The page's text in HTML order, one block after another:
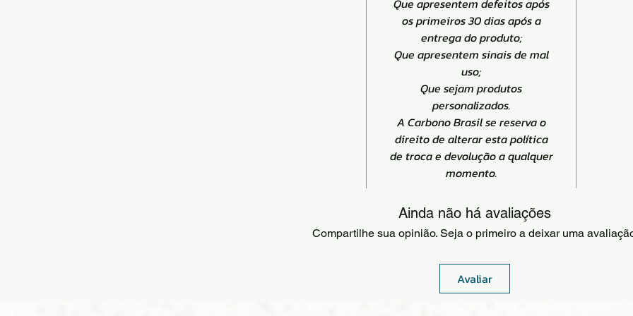
os primeiros 30 dias após a
entrega do produto;
Que apresentem sinais de mal
uso;
Que sejam produtos
personalizados.
A Carbono Brasil se reserva o
direito de alterar esta política
de troca e devolução a qualquer
momento.
Ainda não há avaliações
Compartilhe sua opinião. Seja o primeiro a deixar uma
Avaliar